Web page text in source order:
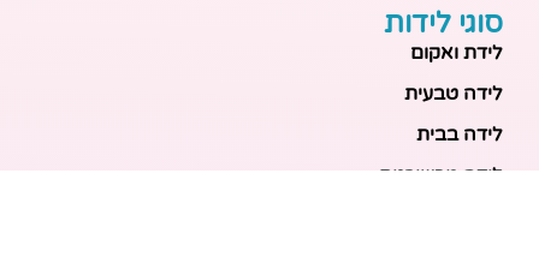
סוגי לידות
לידת ואקום
לידה טבעית
לידה בבית
לידה מכשירנית